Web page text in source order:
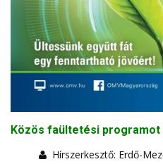
Közös faültetési programot
Hírszerkesztő: Erdő-